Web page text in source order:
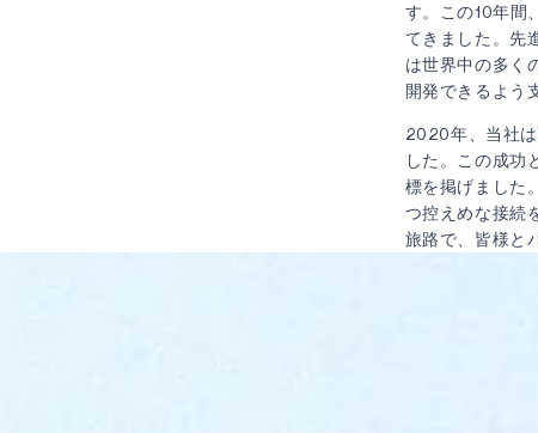
す。この10年間
てきました。先
は世界中の多く
開発できるよう
2020年、当社
した。この成功
標を掲げました
つ控えめな接続
旅路で、皆様と